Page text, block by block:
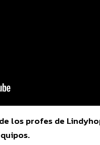
los profes de